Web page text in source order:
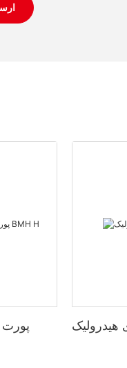
پورت